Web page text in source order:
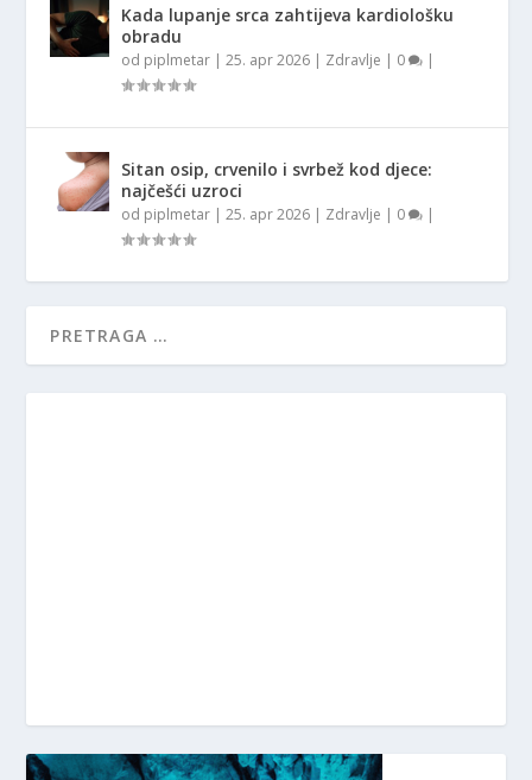
Kada lupanje srca zahtijeva kardiološku
obradu
od piplmetar |25. apr 2026 | Zdravlje | 0 |
Sitan osip, crvenilo i svrbež kod djece:
najčešći uzroci
od piplmetar |25. apr 2026 | Zdravlje | 0 |